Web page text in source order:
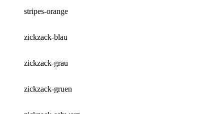
stripes-orange
zickzack-blau
zickzack-grau
zickzack-gruen